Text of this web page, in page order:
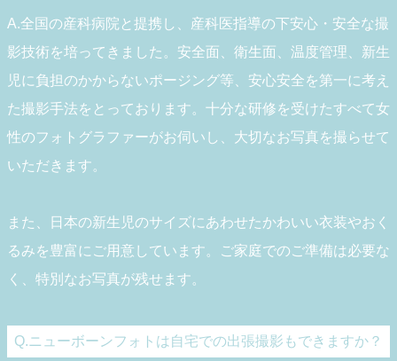
A.全国の産科病院と提携し、産科医指導の下安心・安全な撮
影技術を培ってきました。安全面、衛生面、温度管理、新生
児に負担のかからないポージング等、安心安全を第一に考え
た撮影手法をとっております。十分な研修を受けたすべて女
性のフォトグラファーがお伺いし、大切なお写真を撮らせて
いただきます。
また、日本の新生児のサイズにあわせたかわいい衣装やおく
るみを豊富にご用意しています。ご家庭でのご準備は必要な
く、特別なお写真が残せます。
Q.ニューボーンフォトは自宅での出張撮影もできますか？